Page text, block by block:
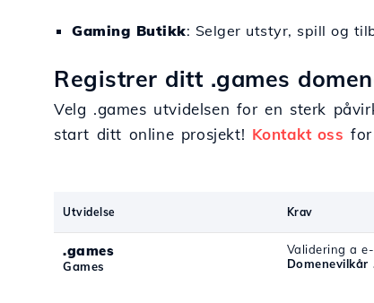
Gaming Butikk: Selger utstyr, spill og
Registrer ditt .games
Velg .games utvidelsen for en sterk
start ditt online prosjekt! Kontakt oss
Utvidelse Krav
.games
Games
Validering a
Domenevilkår